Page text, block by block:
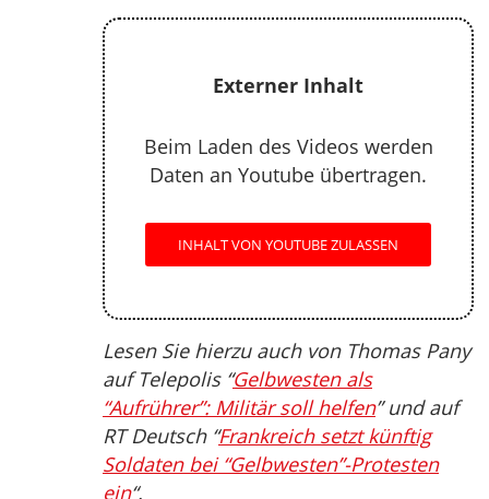
Externer Inhalt
Beim Laden des Videos werden
Daten an Youtube übertragen.
INHALT VON YOUTUBE ZULASSEN
Lesen Sie hierzu auch von Thomas Pany
auf Telepolis “Gelbwesten als
“Aufrührer”: Militär soll helfen” und auf
RT Deutsch “Frankreich setzt künftig
Soldaten bei “Gelbwesten”-Protesten
ein“.